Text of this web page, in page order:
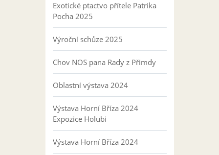
Exotické ptactvo přítele Patrika
Pocha 2025
Výroční schůze 2025
Chov NOS pana Rady z Přimdy
Oblastní výstava 2024
Výstava Horní Bříza 2024
Expozice Holubi
Výstava Horní Bříza 2024